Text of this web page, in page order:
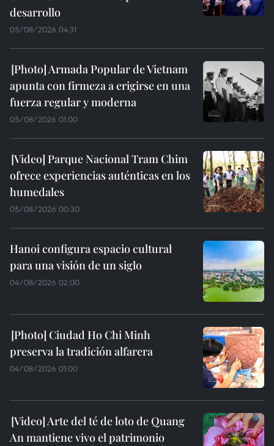
desarrollo
05/08/2026 04:31
Armada Popular de Vietnam
apunta con firmeza a erigirse en una
fuerza regular y moderna
05/08/2026 01:00
Parque Nacional Tram Chim
ofrece experiencias auténticas en los
humedales
05/08/2026 00:30
Hanoi configura espacio cultural
para una visión de un siglo
04/08/2026 02:00
Ciudad Ho Chi Minh
preserva la tradición alfarera
04/08/2026 01:00
Arte del té de loto de Quang
An mantiene vivo el patrimonio